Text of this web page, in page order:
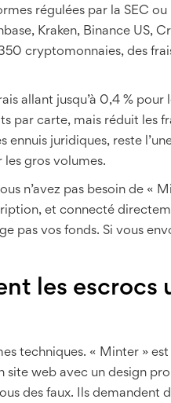
régulées par la SEC
Kraken, Binance US,
cryptomonnaies, des
allant jusqu’à 0,4 % pour
par carte, mais réduit les
juridiques, reste
gros volumes.
n’avez pas besoin de «
et connecté
pas vos fonds. Si vous
les escrocs
techniques. « Minter »
web avec un design
des faux. Ils demandent